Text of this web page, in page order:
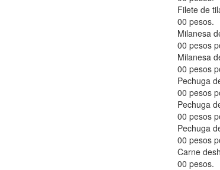
Filete de
00 pesos.
Milanesa
00 pesos
Milanesa
00 pesos
Pechuga
00 pesos
Pechuga
00 pesos
Pechuga
00 pesos
Carne
00 pesos.